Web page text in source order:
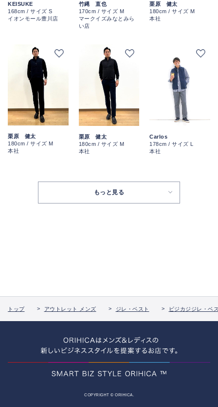
KEISUKE
168cm / サイズ S
イオンモール豊川店
竹縄 直也
170cm / サイズ M
マークイズみなとみら
い店
栗原 健太
180cm / サイズ M
本社
栗原 健太
180cm / サイズ M
本社
栗原 健太
180cm / サイズ M
本社
Carlos
178cm / サイズ L
本社
もっと見る
トップ アウトレット メンズ ジレ・ベスト ビジカジジレ・ベ
COPYRIGHT © ORIHICA.